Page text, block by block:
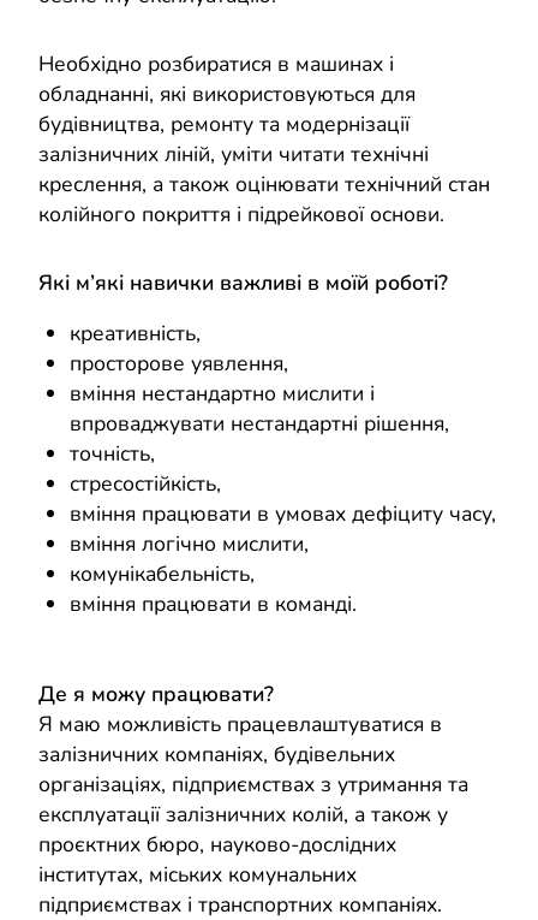
Необхідно розбиратися в машинах і
обладнанні, які використовуються для
будівництва, ремонту та модернізації
залізничних ліній, уміти читати технічні
креслення, а також оцінювати технічний стан
колійного покриття і підрейкової основи.
Які м’які навички важливі в моїй роботі?
креативність,
просторове уявлення,
вміння нестандартно мислити і
впроваджувати нестандартні рішення,
точність,
стресостійкість,
вміння працювати в умовах дефіциту часу,
вміння логічно мислити,
комунікабельність,
вміння працювати в команді.
Де я можу працювати?
Я маю можливість працевлаштуватися в
залізничних компаніях, будівельних
організаціях, підприємствах з утримання та
експлуатації залізничних колій, а також у
проєктних бюро, науково-дослідних
інститутах, міських комунальних
підприємствах і транспортних компаніях.